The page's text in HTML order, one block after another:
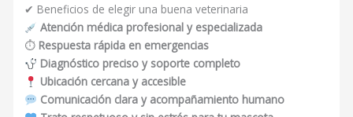
✔ Beneficios de elegir una buena veterinaria
Atención médica profesional y especializada
⏱ Respuesta rápida en emergencias
Diagnóstico preciso y soporte completo
Ubicación cercana y accesible
Comunicación clara y acompañamiento humano